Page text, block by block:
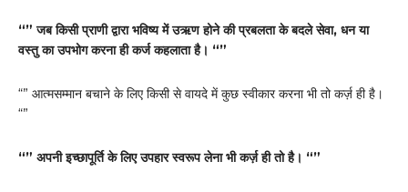
“” जब किसी प्राणी द्वारा भविष्य में उऋण होने की प्रबलता के बदले सेवा, धन या
वस्तु का उपभोग करना ही कर्ज कहलाता है। “”
“” आत्मसम्मान बचाने के लिए किसी से वायदे में कुछ स्वीकार करना भी तो कर्ज़ ही है।
“”
“” अपनी इच्छापूर्ति के लिए उपहार स्वरूप लेना भी कर्ज़ ही तो है। “”